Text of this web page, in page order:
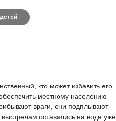
кто может избавить его
местному населению
враги, они подплывают
оставались на воде уже